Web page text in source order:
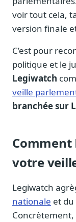
voir tout cela,
version finale
C’est pour
politique et le
Legiwatch
veille
branchée sur
votre
Legiwatch
nationale et du